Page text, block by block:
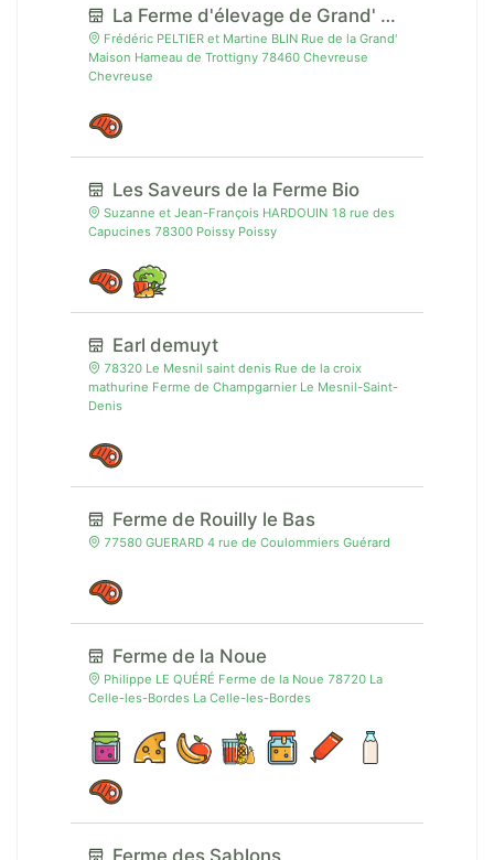
La Ferme d'élevage de Grand' Maison
Frédéric PELTIER et Martine BLIN Rue de la Grand'
Maison Hameau de Trottigny 78460 Chevreuse
Chevreuse
Les Saveurs de la Ferme Bio
Suzanne et Jean-François HARDOUIN 18 rue des
Capucines 78300 Poissy Poissy
Earl demuyt
78320 Le Mesnil saint denis Rue de la croix
mathurine Ferme de Champgarnier Le Mesnil-Saint-
Denis
Ferme de Rouilly le Bas
77580 GUERARD 4 rue de Coulommiers Guérard
Ferme de la Noue
Philippe LE QUÉRÉ Ferme de la Noue 78720 La
Celle-les-Bordes La Celle-les-Bordes
Ferme des Sablons